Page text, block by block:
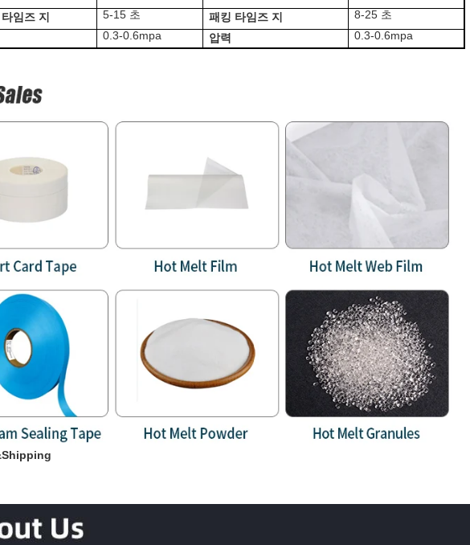
임즈 지 5-15 초 패킹 타임즈 지
8-25 초
0.3-0.6mpa
압력 0.3-0.6mpa